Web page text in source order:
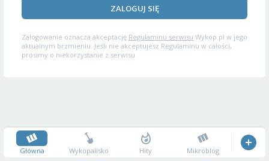
ZALOGUJ SIĘ
Zalogowanie oznacza akceptację Regulaminu serwisu Wykop.pl w jego
aktualnym brzmieniu. Jeśli nie akceptujesz Regulaminu w całości,
prosimy o niekorzystanie z serwisu.
Główna Wykopalisko Hity Mikroblog